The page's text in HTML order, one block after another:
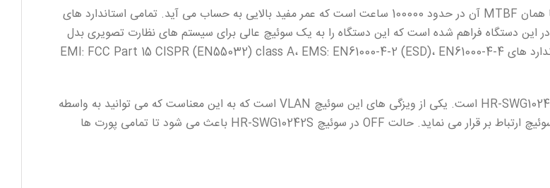
تعداد مک آدرس های دستگاه میزان 8 هزار عدد است.عمر مفید این دستگاه یا همان MTBF آن در حدود 100000 ساعت است که عمر مفید بالایی به حساب می آید. تمامی استاندارد های
IEEE802.3, IEEE802.3u, IEEE802.3x, IEEE802.3ab, IEEE802.3ab در این دستگاه فراهم شده است که این دستگاه را به یک سوئیچ عالی برای سیستم های نظارت تصویری بدل
کرده است. همچنین از لحاظ صنعتی نیز سوئیچ HR-SWG10242S دارای استاندارد های EMI: FCC Part 15 CISPR (EN55032) class A، EMS: EN61000-4-2 (ESD)، EN61000-4-4
همچنین استاندارد های امنیتی CE, FCC, RoHS نیز از ویژگی های سوئیچ HR-SWG10242S است. یکی از ویزگی های این سوئیچ VLAN است که به این معناست که می توانید به واسطه
آن ارتباط بین پورت های این دستگاه را قطع نمایید و هر پورت تنها با آپلینک سوئیچ ارتباط بر قرار می نماید. حالت OFF در سوئیچ HR-SWG10242S باعث می شود تا تمامی پورت ها